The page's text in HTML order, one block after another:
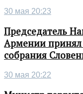
30 мая 20:23
Председатель
Армении принял
собрания
30 мая 20:22